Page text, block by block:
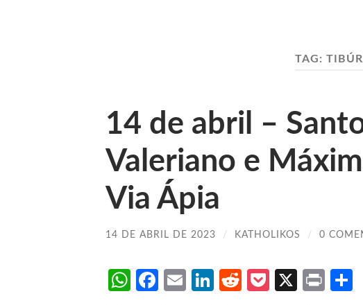
TAG:
14 de abril –
Valeriano e
Via Ápia
14 DE ABRIL DE 2023 / KATHOLIKOS / 0
WhatsApp
Facebook
EmailLinkedIn
RedditPocket
X Print